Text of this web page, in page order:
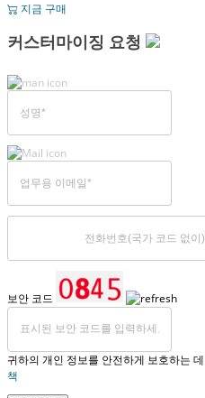
지금 구매
커스터마이징 요청
보안 코드
귀하의 개인 정보를 안전하게 보호하는
책